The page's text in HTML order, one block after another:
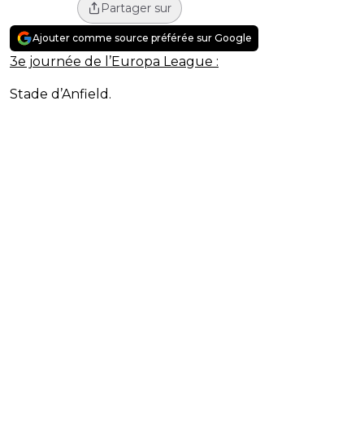
Partager sur
Ajouter comme source préférée sur Google
3e journée de l’Europa League :
Stade d’Anfield.